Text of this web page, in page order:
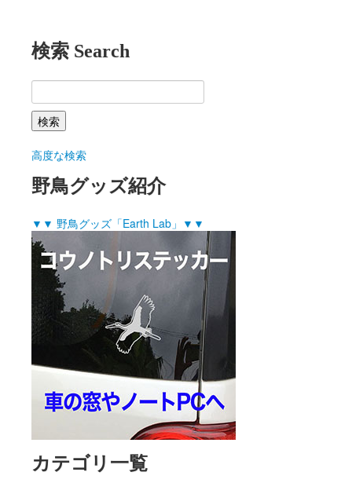
検索 Search
高度な検索
野鳥グッズ紹介
▼▼ 野鳥グッズ「Earth Lab」▼▼
カテゴリ一覧